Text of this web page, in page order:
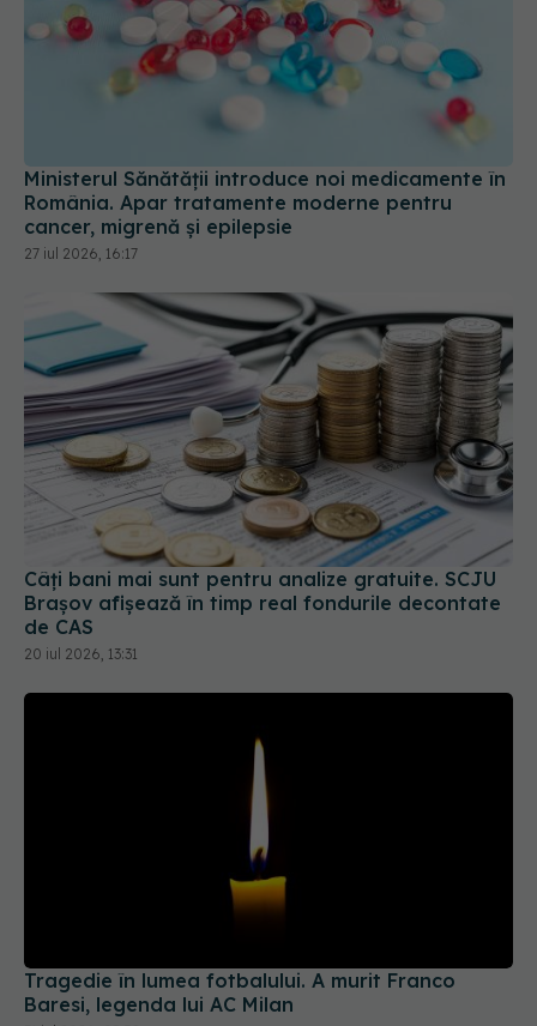
Ministerul Sănătății introduce noi medicamente în
cancer, migrenă și epilepsie
27 iul 2026, 16:17
Câți bani mai sunt pentru analize gratuite. SCJU
Brașov afișează în timp real fondurile decontate
de CAS
20 iul 2026, 13:31
31 iul 2026, 09:52